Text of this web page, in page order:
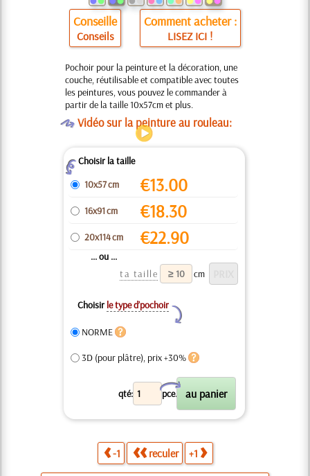
Conseille
Conseils
Comment acheter :
LISEZ ICI !
Pochoir pour la peinture et la décoration, une
couche, réutilisable et compatible avec toutes
les peintures, vous pouvez le commander à
partir de la taille 10x57cm et plus.
OVidéo sur la peinture au rouleau:
ZChoisir la taille
10x57 cm
€13.00
16x91 cm €18.30
20x114 cm €22.90
... ou ...
ta taille
cm
Choisir le type d’pochoir
Y
NORME
3D (pour plâtre), prix +30%
qté: pce.
X
-1 reculer +1